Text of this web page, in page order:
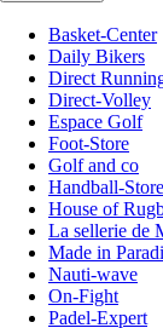
Basket-Center
Daily Bikers
Direct
Direct-Volley
Espace Golf
Foot-Store
Golf and co
Handball-Store
House of
La sellerie de
Made in
Nauti-wave
On-Fight
Padel-Expert